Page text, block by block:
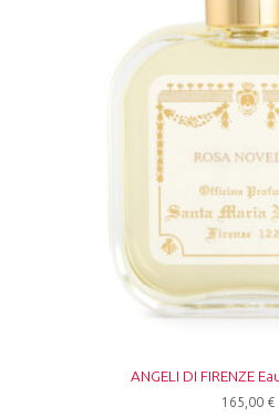
ANGELI DI FIRENZE
165,00 €